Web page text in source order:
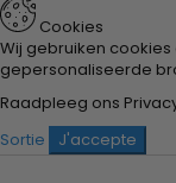
Cookies
Wij gebruiken
gepersonaliseerde
Raadpleeg ons
Sortie
J'accepte